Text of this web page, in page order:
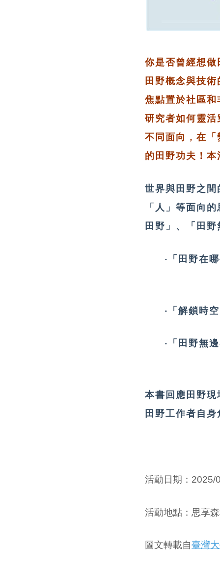
你是否曾經想
田野概念與技
焦點置於社區
研究者如何靈
不同面向，在
的田野功夫！
世界與田野之
「人」等面向
田野」、「田
‧「田野在
‧「解鎖時
‧「田野無
本書回應田野
田野工作者自
活動日期： 2025/
活動地點 ： 思享
圖文轉載自臺灣